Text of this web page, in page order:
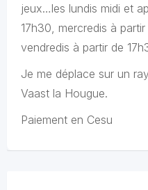
jeux…les lundis midi et
17h30, mercredis à
vendredis à partir de
Je me déplace sur un
Vaast la Hougue.
Paiement en Cesu